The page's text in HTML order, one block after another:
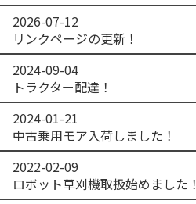
2026-07-12
リンクページの更新！
2024-09-04
トラクター配達！
2024-01-21
中古乗用モア入荷しました！
2022-02-09
ロボット草刈機取扱始めました！